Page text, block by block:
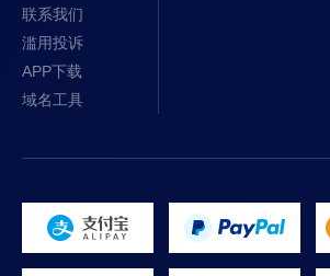
联系我们
滥用投诉
APP下载
域名工具